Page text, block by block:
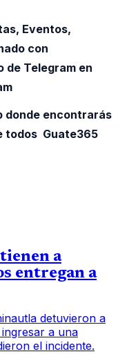
Eventos,
con
de Telegram en
donde encontrarás
todos Guate365
a
entregan a
detuvieron a
a una
el incidente.